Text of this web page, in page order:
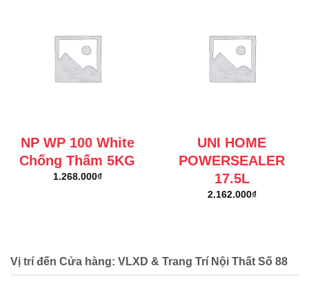
NP WP 100 White
Chống Thấm 5KG
1.268.000₫
UNI HOME
POWERSEALER
17.5L
2.162.000₫
Vị trí đến Cửa hàng: VLXD & Trang Trí Nội Thất Số 88